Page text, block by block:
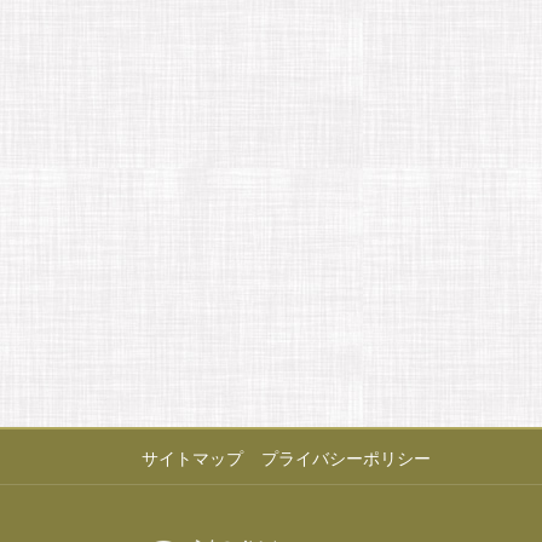
サイトマップ プライバシーポリシー